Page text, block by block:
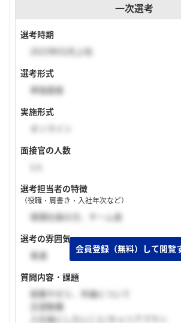
一次選考
選考時期
2023年02月上旬
選考形式
単独面接
実施形式
オンライン
面接官の人数
選考担当者の特徴
（役職・肩書き・入社年次など）
現場社員の方、チーム長
選考の雰囲気
普通
質問内容・課題
授業やゼミ、卒論について
志望動機
入社後にしたいこと/キャリアプラン